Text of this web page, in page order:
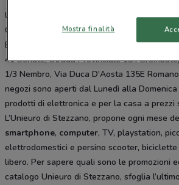
Unieuro è presente in vari punti della città:
Orio Al Serio, Via Enrico Fermi 1 Curno, Via
Bergamo, Via Pinamonte Da Brembate 4
41 Seriate, Strada Provinciale 184
1/3 Nembro, Via Duca D'Aosta 135E
negozi sono aperti dal Lunedì alla
prodotti di elettronica e per la casa a prezzi
L’Unieuro di Stezzano, propone ogni mese
smartphone, computer, TV, playstation,
elettrodomestici e persino scooter,
libero. Per sapere quali sono le promozioni
catalogo Unieuro di Stezzano, sfoglia
Mostra finalità